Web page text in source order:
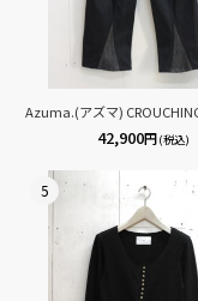
42,900円(税込)
5